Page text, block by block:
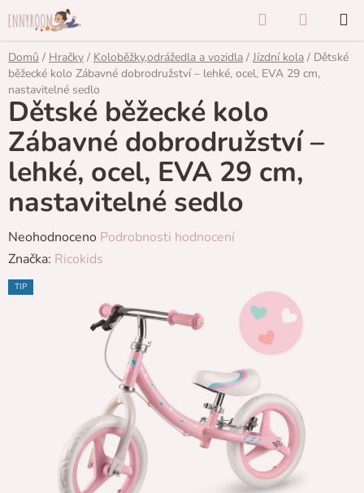
na
Hledat
Domů / Hračky / Koloběžky,odrážedla a vozidla / Jízdní kola / Dětské
běžecké kolo Zábavné dobrodružství – lehké, ocel, EVA 29 cm,
nastavitelné sedlo
Dětské běžecké kolo
Zábavné dobrodružství –
lehké, ocel, EVA 29 cm,
nastavitelné sedlo
Průměrné
hodnocení
produktu
Neohodnoceno Podrobnosti hodnocení
Značka: Ricokids
TIP